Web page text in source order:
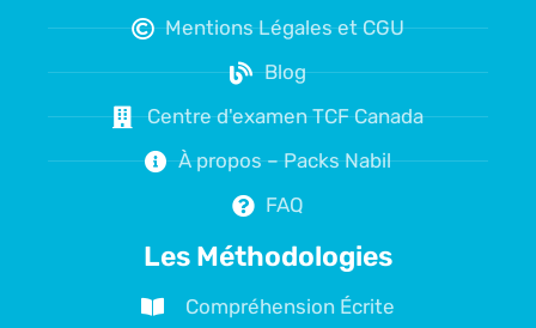
Mentions Légales et CGU
Blog
Centre d'examen TCF Canada
À propos – Packs Nabil
FAQ
Les Méthodologies
Compréhension Écrite